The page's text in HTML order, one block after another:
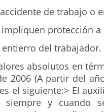
de trabajo o
protección
del trabajador.
absolutos en
2006 (A partir del
el siguiente:> El
siempre y cuando